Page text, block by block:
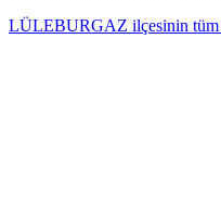
LÜLEBURGAZ ilçesinin